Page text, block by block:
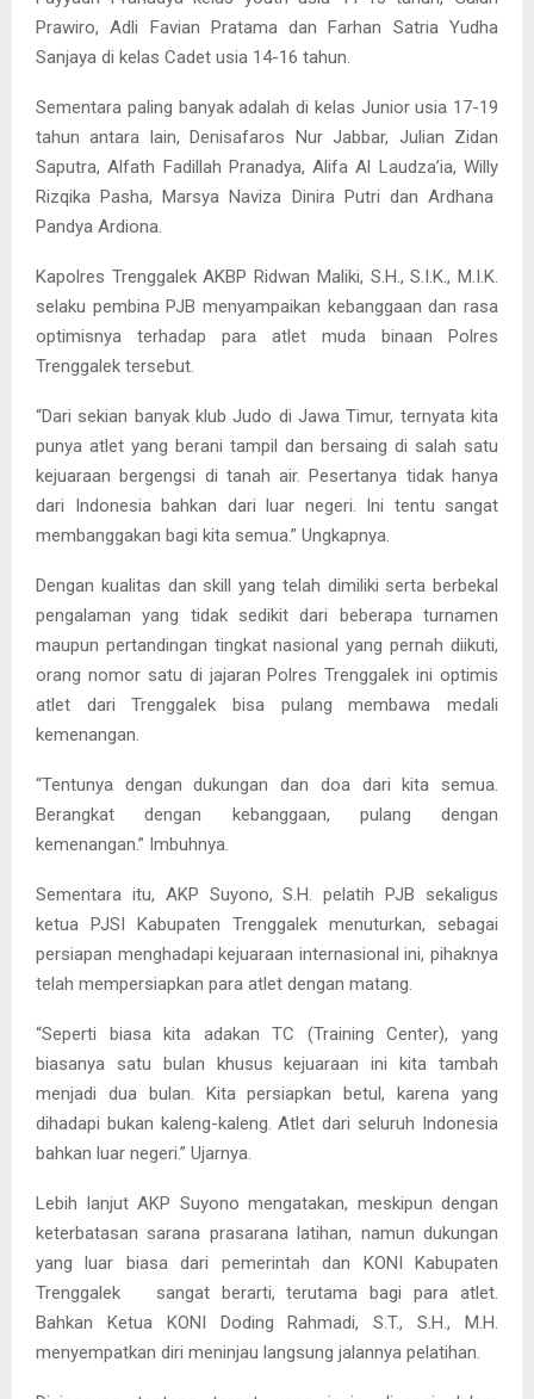
Prawiro, Adli Favian Pratama dan Farhan Satria Yudha
Sanjaya di kelas Cadet usia 14-16 tahun.
Sementara paling banyak adalah di kelas Junior usia 17-19
tahun antara lain, Denisafaros Nur Jabbar, Julian Zidan
Saputra, Alfath Fadillah Pranadya, Alifa Al Laudza’ia, Willy
Rizqika Pasha, Marsya Naviza Dinira Putri dan Ardhana
Pandya Ardiona.
Kapolres Trenggalek AKBP Ridwan Maliki, S.H., S.I.K., M.I.K.
selaku pembina PJB menyampaikan kebanggaan dan rasa
optimisnya terhadap para atlet muda binaan Polres
Trenggalek tersebut.
“Dari sekian banyak klub Judo di Jawa Timur, ternyata kita
punya atlet yang berani tampil dan bersaing di salah satu
kejuaraan bergengsi di tanah air. Pesertanya tidak hanya
dari Indonesia bahkan dari luar negeri. Ini tentu sangat
membanggakan bagi kita semua.” Ungkapnya.
Dengan kualitas dan skill yang telah dimiliki serta berbekal
pengalaman yang tidak sedikit dari beberapa turnamen
maupun pertandingan tingkat nasional yang pernah diikuti,
orang nomor satu di jajaran Polres Trenggalek ini optimis
atlet dari Trenggalek bisa pulang membawa medali
kemenangan.
“Tentunya dengan dukungan dan doa dari kita semua.
Berangkat dengan kebanggaan, pulang dengan
kemenangan.” Imbuhnya.
Sementara itu, AKP Suyono, S.H. pelatih PJB sekaligus
ketua PJSI Kabupaten Trenggalek menuturkan, sebagai
persiapan menghadapi kejuaraan internasional ini, pihaknya
telah mempersiapkan para atlet dengan matang.
“Seperti biasa kita adakan TC (Training Center), yang
biasanya satu bulan khusus kejuaraan ini kita tambah
menjadi dua bulan. Kita persiapkan betul, karena yang
dihadapi bukan kaleng-kaleng. Atlet dari seluruh Indonesia
bahkan luar negeri.” Ujarnya.
Lebih lanjut AKP Suyono mengatakan, meskipun dengan
keterbatasan sarana prasarana latihan, namun dukungan
yang luar biasa dari pemerintah dan KONI Kabupaten
Trenggalek sangat berarti, terutama bagi para atlet.
Bahkan Ketua KONI Doding Rahmadi, S.T., S.H., M.H.
menyempatkan diri meninjau langsung jalannya pelatihan.